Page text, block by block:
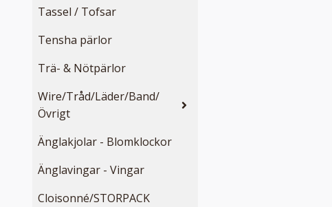
Tassel / Tofsar
Tensha pärlor
Trä- & Nötpärlor
Wire/Tråd/Läder/Band/
Övrigt
Änglakjolar - Blomklockor
Änglavingar - Vingar
Cloisonné/STORPACK